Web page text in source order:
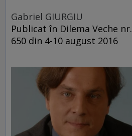
Gabriel GIURGIU
Publicat în Dilema Veche nr.
650 din 4-10 august 2016